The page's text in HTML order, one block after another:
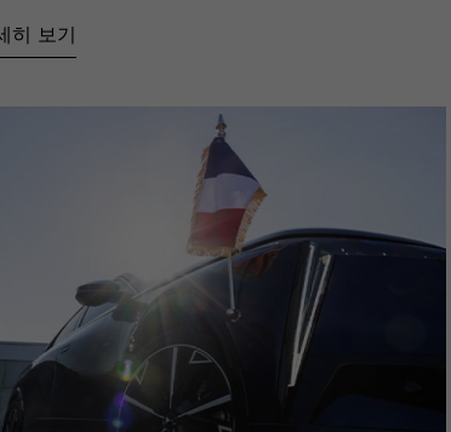
히 보기